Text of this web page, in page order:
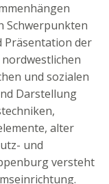
Schwerpunkten
Präsentation der
und sozialen
Darstellung
alter
und
versteht